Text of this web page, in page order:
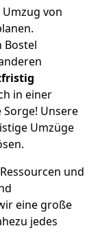
von
Bostel
in einer
Unsere
Umzüge
und
eine große
jedes